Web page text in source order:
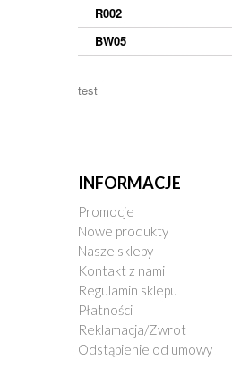
R002
BW05
test
INFORMACJE
Promocje
Nowe produkty
Nasze sklepy
Kontakt z nami
Regulamin sklepu
Płatności
Reklamacja/Zwrot
Odstąpienie od umowy